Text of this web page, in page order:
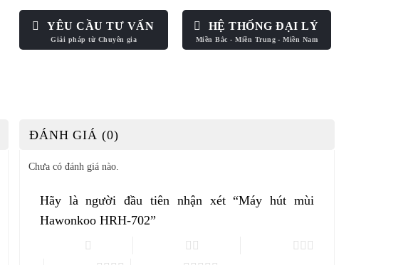
YÊU CẦU TƯ VẤN HỆ THỐNG ĐẠI LÝ
ĐÁNH GIÁ (0)
Chưa có đánh giá nào.
Hãy là người đầu tiên nhận xét “Máy hút mùi
Hawonkoo HRH-702”